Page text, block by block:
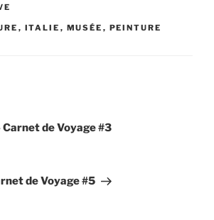
, ITALIE , MUSÉE , PEINTURE
de Voyage #3
de Voyage #5